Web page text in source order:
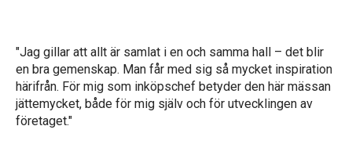
"Jag gillar att allt är samlat i en och samma hall – det blir
en bra gemenskap. Man får med sig så mycket inspiration
härifrån. För mig som inköpschef betyder den här mässan
jättemycket, både för mig själv och för utvecklingen av
företaget."